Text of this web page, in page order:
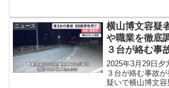
ニュース
横山博文容疑
や職業を徹底
３台が絡む事
2025年3月29日夕
３台が絡む事故
疑いで横山博文